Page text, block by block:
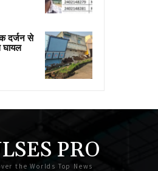
दर्जन से
घायल
PRO
the Worlds Top News